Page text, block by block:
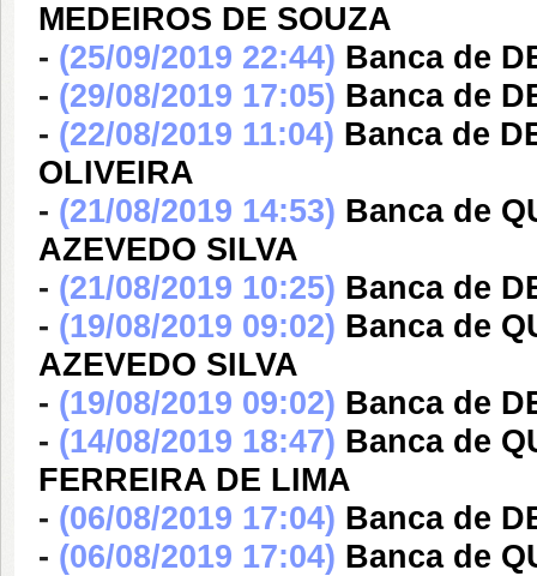
MEDEIROS DE SOUZA
- (25/09/2019 22:44) Banca de
- (29/08/2019 17:05) Banca de
- (22/08/2019 11:04) Banca de
OLIVEIRA
- (21/08/2019 14:53) Banca de
AZEVEDO SILVA
- (21/08/2019 10:25) Banca de
- (19/08/2019 09:02) Banca de
AZEVEDO SILVA
- (19/08/2019 09:02) Banca de
- (14/08/2019 18:47) Banca de
FERREIRA DE LIMA
- (06/08/2019 17:04) Banca de
- (06/08/2019 17:04) Banca de